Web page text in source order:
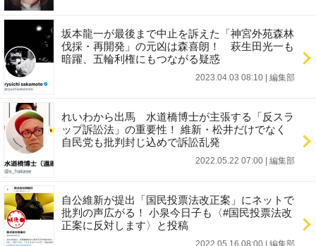
坂本龍一が最後まで中止を訴えた「神宮外苑森林
伐採・再開発」の元凶は森喜朗！ 萩生田光一も
暗躍、五輪利権にもつながる疑惑
2023.04.03 08:10 編集部
れいわから出馬 水道橋博士が主張する「反スラ
ップ訴訟法」の重要性！ 維新・松井だけでなく
自民党も批判封じ込めで訴訟乱発
2022.05.22 07:00 編集部
自公維新が提出「国民投票法改正案」にネットで
批判の声広がる！ 小泉今日子も〈#国民投票法改
正案に反対します〉と投稿
2022.05.16 08:00 編集部